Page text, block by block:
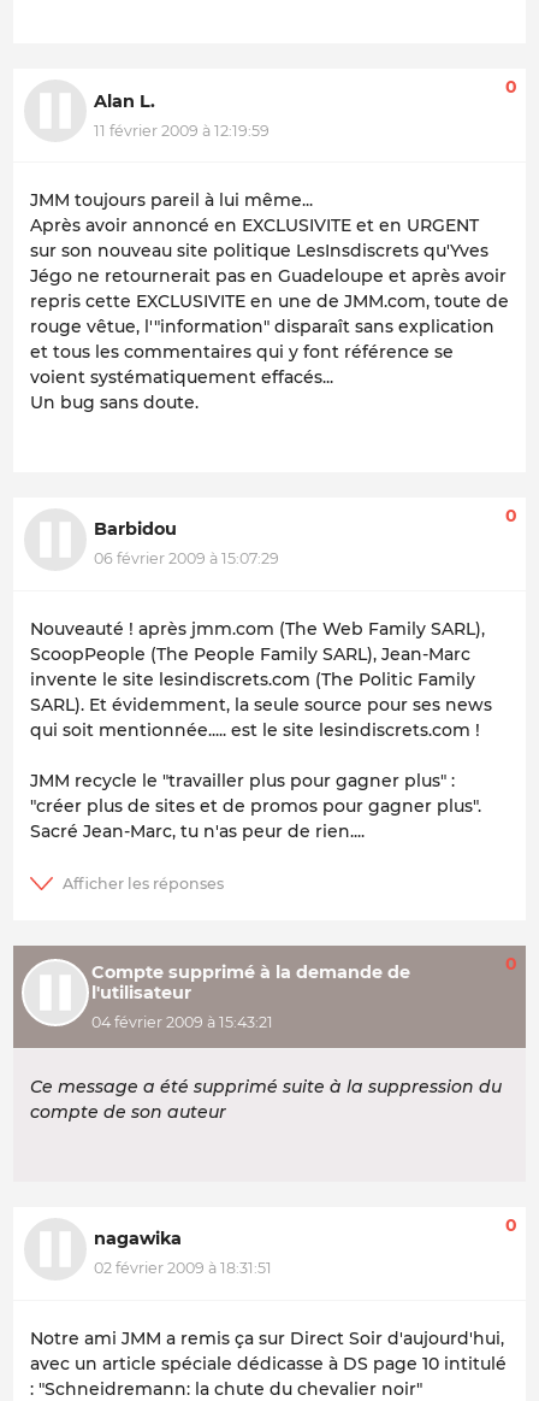
Alan L.
11 février 2009 à 12:19:59
0
JMM toujours pareil à lui même...
Après avoir annoncé en EXCLUSIVITE et en URGENT
sur son nouveau site politique LesInsdiscrets qu'Yves
Jégo ne retournerait pas en Guadeloupe et après avoir
repris cette EXCLUSIVITE en une de JMM.com, toute de
rouge vêtue, l'"information" disparaît sans explication
et tous les commentaires qui y font référence se
voient systématiquement effacés...
Un bug sans doute.
Barbidou
06 février 2009 à 15:07:29
0
Nouveauté ! après jmm.com (The Web Family SARL),
ScoopPeople (The People Family SARL), Jean-Marc
invente le site lesindiscrets.com (The Politic Family
SARL). Et évidemment, la seule source pour ses news
qui soit mentionnée..... est le site lesindiscrets.com !
JMM recycle le "travailler plus pour gagner plus" :
"créer plus de sites et de promos pour gagner plus".
Sacré Jean-Marc, tu n'as peur de rien....
Compte supprimé à la demande de
l'utilisateur
04 février 2009 à 15:43:21
0
Ce message a été supprimé suite à la suppression du
compte de son auteur
nagawika
02 février 2009 à 18:31:51
0
Notre ami JMM a remis ça sur Direct Soir d'aujourd'hui,
avec un article spéciale dédicasse à DS page 10 intitulé
: "Schneidremann: la chute du chevalier noir"